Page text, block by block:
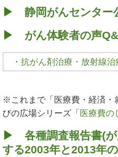
▶
静岡がんセンター
▶
がん体験者の声
・抗がん剤治療・放射線
※これまで「医療費・経済・
びの広場シリーズ「 医療費の
▶
各種調査報告書(
する2003年と2013年